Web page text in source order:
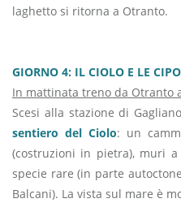
laghetto si ritorna a Otranto.
GIORNO 4: IL CIOLO E LE
In mattinata treno da Otranto
Scesi alla stazione di
sentiero del Ciolo: un
(costruzioni in pietra), muri
specie rare (in parte
Balcani). La vista sul mare è